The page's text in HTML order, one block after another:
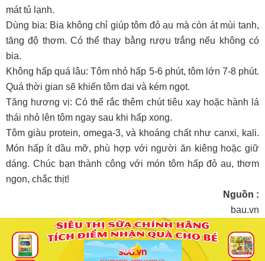
mát tủ lạnh.
Dùng bia: Bia không chỉ giúp tôm đỏ au mà còn át mùi tanh,
tăng độ thơm. Có thể thay bằng rượu trắng nếu không có
bia.
Không hấp quá lâu: Tôm nhỏ hấp 5-6 phút, tôm lớn 7-8 phút.
Quá thời gian sẽ khiến tôm dai và kém ngọt.
Tăng hương vị: Có thể rắc thêm chút tiêu xay hoặc hành lá
thái nhỏ lên tôm ngay sau khi hấp xong.
Tôm giàu protein, omega-3, và khoáng chất như canxi, kali.
Món hấp ít dầu mỡ, phù hợp với người ăn kiêng hoặc giữ
dáng. Chúc bạn thành công với món tôm hấp đỏ au, thơm
ngon, chắc thịt!
Nguồn :
bau.vn